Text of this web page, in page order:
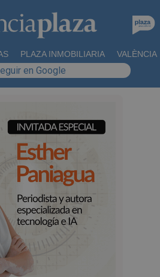
PLAZA INMOBILIARIA VALÈNCIA
en Google